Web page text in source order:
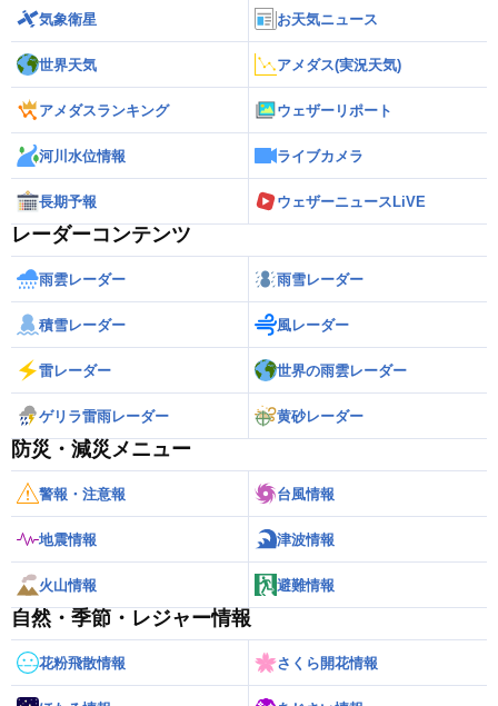
気象衛星 お天気ニュース
世界天気 アメダス(実況天気)
アメダスランキング ウェザーリポート
河川水位情報 ライブカメラ
長期予報 ウェザーニュースLiVE
レーダーコンテンツ
雨雲レーダー 雨雪レーダー
積雪レーダー 風レーダー
雷レーダー 世界の雨雲レーダー
ゲリラ雷雨レーダー 黄砂レーダー
防災・減災メニュー
警報・注意報 台風情報
地震情報 津波情報
火山情報 避難情報
自然・季節・レジャー情報
花粉飛散情報 さくら開花情報